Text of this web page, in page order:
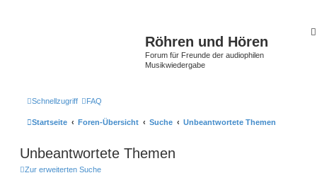
Röhren und Hören
Forum für Freunde der audiophilen
Musikwiedergabe
Schnellzugriff FAQ
Startseite Foren-Übersicht Suche Unbeantwortete Themen
Unbeantwortete Themen
Zur erweiterten Suche